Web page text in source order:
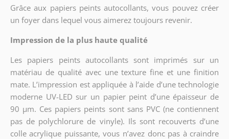
Grâce aux papiers peints autocollants, vous pouvez créer
un foyer dans lequel vous aimerez toujours revenir.
Impression de la plus haute qualité
Les papiers peints autocollants sont imprimés sur un
matériau de qualité avec une texture fine et une finition
mate. L’impression est appliquée à l’aide d’une technologie
moderne UV-LED sur un papier peint d’une épaisseur de
90 µm. Ces papiers peints sont sans PVC (ne contiennent
pas de polychlorure de vinyle). Ils sont recouverts d’une
colle acrylique puissante, vous n’avez donc pas à craindre